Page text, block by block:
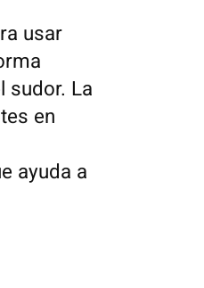
usar
sudor. La
en
ayuda a